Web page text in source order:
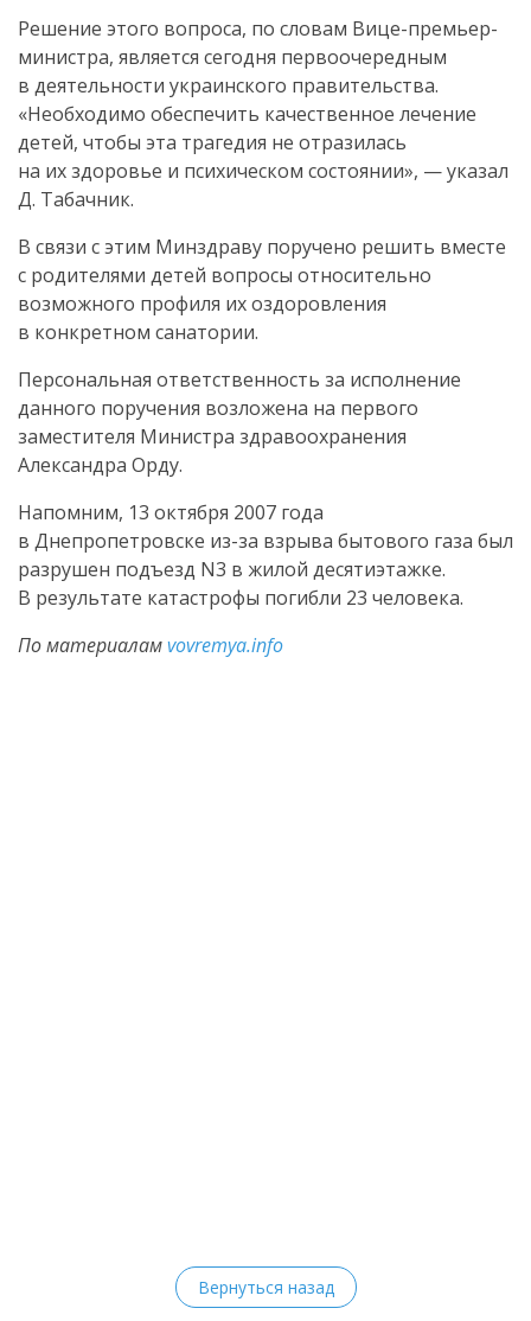
Решение этого вопроса, по словам Вице-премьер-
министра, является сегодня первоочередным
в деятельности украинского правительства.
«Необходимо обеспечить качественное лечение
детей, чтобы эта трагедия не отразилась
на их здоровье и психическом состоянии», — указал
Д. Табачник.
В связи с этим Минздраву поручено решить вместе
с родителями детей вопросы относительно
возможного профиля их оздоровления
в конкретном санатории.
Персональная ответственность за исполнение
данного поручения возложена на первого
заместителя Министра здравоохранения
Александра Орду.
Напомним, 13 октября 2007 года
в Днепропетровске из-за взрыва бытового газа был
разрушен подъезд N3 в жилой десятиэтажке.
В результате катастрофы погибли 23 человека.
По материаламvovremya.info
Вернуться назад